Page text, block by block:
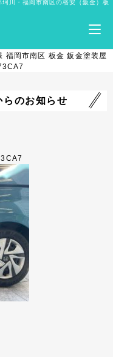
・福岡市南区の格安（鈑金）板
福岡市南区 板金 鈑金塗装屋
らのお知らせ